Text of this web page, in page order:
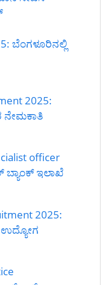
ಬೆಂಗಳೂರಿನಲ್ಲಿ
2025:
ನೇಮಕಾತಿ
officer
ಬ್ಯಾಂಕ್ ಇಲಾಖೆ
2025:
ಉದ್ಯೋಗ